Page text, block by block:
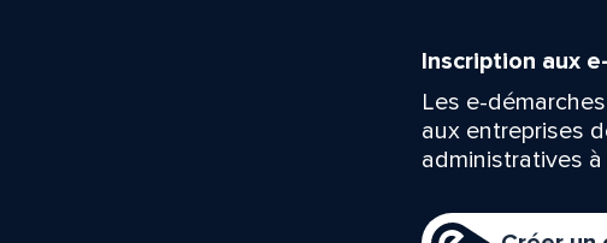
Inscription aux
Les e-
aux entreprises
administratives